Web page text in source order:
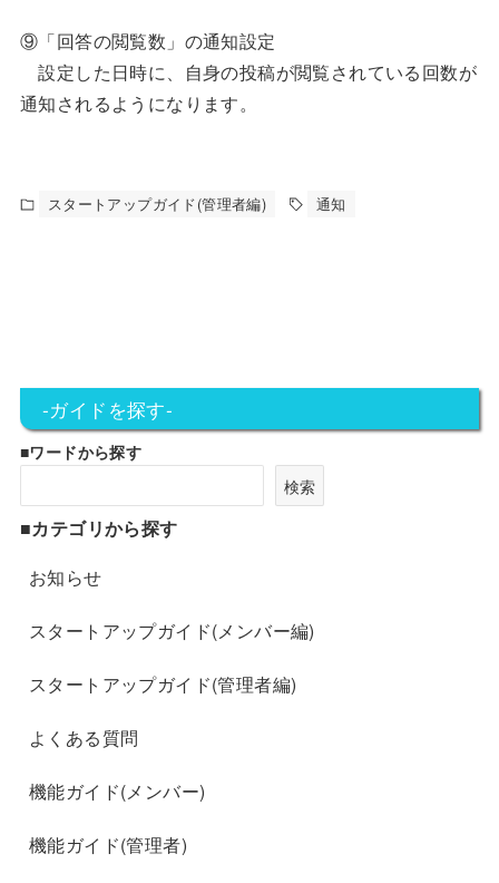
⑨「回答の閲覧数」の通知設定
設定した日時に、自身の投稿が閲覧されている回数が
通知されるようになります。
スタートアップガイド(管理者編) 通知
-ガイドを探す-
■ワードから探す
検索
■カテゴリから探す
お知らせ
スタートアップガイド(メンバー編)
スタートアップガイド(管理者編)
よくある質問
機能ガイド(メンバー)
機能ガイド(管理者)